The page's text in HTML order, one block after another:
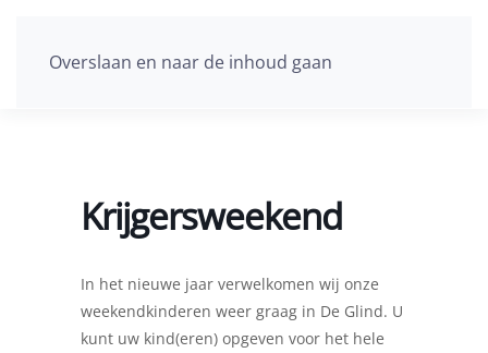
Overslaan en naar de inhoud gaan
Krijgersweekend
In het nieuwe jaar verwelkomen wij onze
weekendkinderen weer graag in De Glind. U
kunt uw kind(eren) opgeven voor het hele